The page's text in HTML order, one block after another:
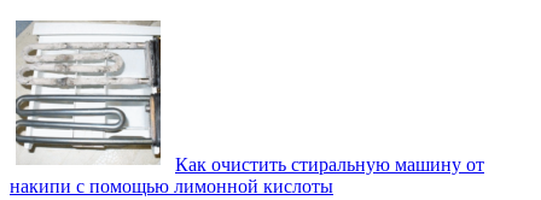
Как очистить стиральную машину от
накипи с помощью лимонной кислоты